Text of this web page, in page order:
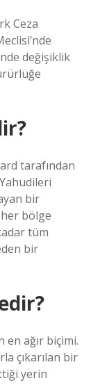
Ceza
değişiklik
tarafından
bir
bölge
tüm
bir
en ağır biçimi.
çıkarılan bir
yerin